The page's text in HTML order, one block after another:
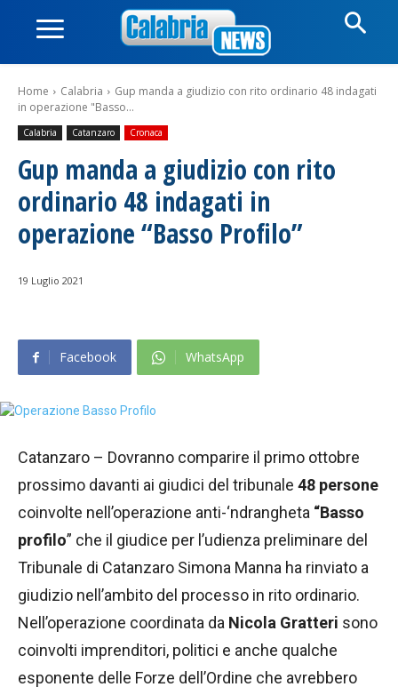
Home Calabria
Gup manda a giudizio con rito ordinario 48 indagati
in operazione "Basso...
Calabria Catanzaro Cronaca
Gup manda a giudizio con rito
ordinario 48 indagati in
operazione “Basso Profilo”
19 Luglio 2021
Facebook WhatsApp
Catanzaro – Dovranno comparire il primo ottobre
prossimo davanti ai giudici del tribunale 48 persone
coinvolte nell’operazione anti-‘ndrangheta “Basso
profilo” che il giudice per l’udienza preliminare del
Tribunale di Catanzaro Simona Manna ha rinviato a
giudizio nell’ambito del processo in rito ordinario.
Nell’operazione coordinata da Nicola Gratteri sono
coinvolti imprenditori, politici e anche qualche
esponente delle Forze dell’Ordine che avrebbero